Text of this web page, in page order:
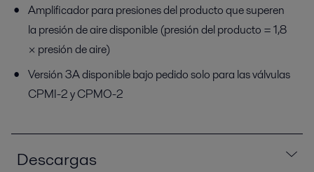
Amplificador para presiones del producto que superen
la presión de aire disponible (presión del producto = 1,8
× presión de aire)
Versión 3A disponible bajo pedido solo para las válvulas
CPMI-2 y CPMO-2
Descargas